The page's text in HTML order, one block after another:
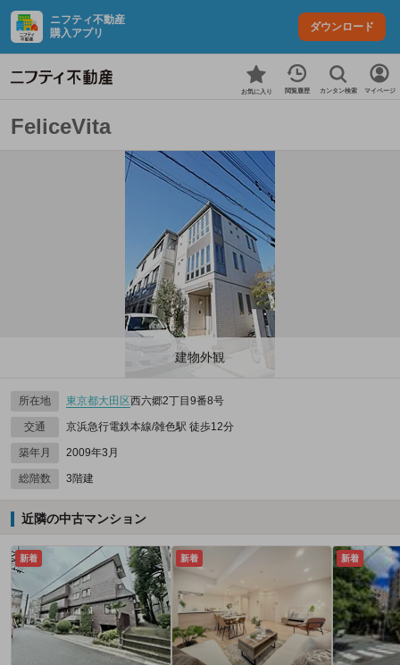
ニフティ不動産
購入アプリ
ダウンロード
お気に入り 閲覧履歴 カンタン検索 マイページ
FeliceVita
建物外観
所在地 東京都大田区西六郷2丁目9番8号
交通 京浜急行電鉄本線/雑色駅 徒歩12分
築年月 2009年3月
総階数 3階建
近隣の中古マンション
新着 新着 新着